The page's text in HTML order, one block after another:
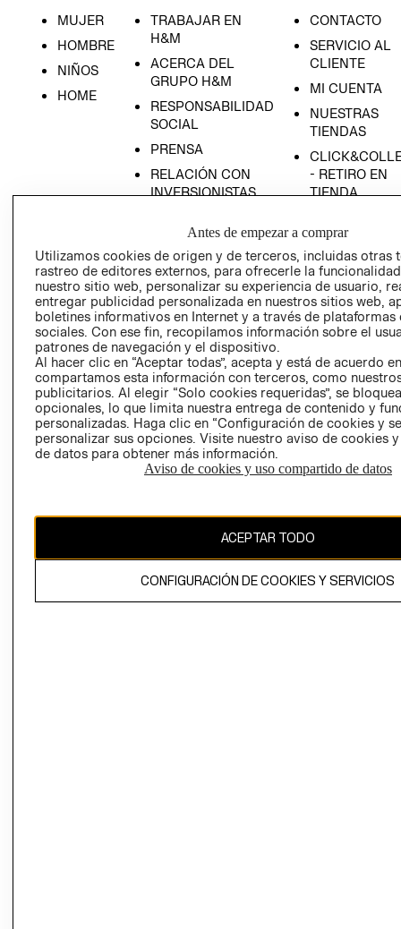
MUJER
HOMBRE
NIÑOS
HOME
TRABAJAR EN
H&M
ACERCA DEL
GRUPO H&M
RESPONSABILIDAD
SOCIAL
PRENSA
RELACIÓN CON
INVERSIONISTAS
EMPRESARIAL
CONTACTO
SERVICIO AL
CLIENTE
MI CUENTA
NUESTRAS
TIENDAS
- RETIRO EN
TIENDA
CONDICIONES
AVISO DE
PRIVACIDAD
GIFT CARD
AVISO DE
El contenido de esta página web está protegido por copyright y es
Antes de empezar a comprar
Utilizamos cookies de origen y de terceros, incluidas otras
rastreo de editores externos, para ofrecerle la
nuestro sitio web, personalizar su experiencia de usuario,
entregar publicidad personalizada en nuestros sitios web,
boletines informativos en Internet y a través de plataformas
sociales. Con ese fin, recopilamos información sobre el
patrones de navegación y el dispositivo.
Al hacer clic en “Aceptar todas”, acepta y está de acuerdo
compartamos esta información con terceros, como
publicitarios. Al elegir “Solo cookies requeridas”, se
opcionales, lo que limita nuestra entrega de contenido y
personalizadas. Haga clic en “Configuración de cookies y
personalizar sus opciones. Visite nuestro aviso de cookies
de datos para obtener más información.
Aviso de cookies y uso compartido de datos
ACEPTAR TODO
CONFIGURACIÓN DE COOKIES Y SERVICIOS